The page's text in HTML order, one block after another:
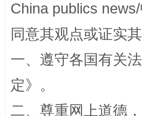
China publics
同意其观点或证实
一、遵守各国有关
定》。
二、尊重网上道德